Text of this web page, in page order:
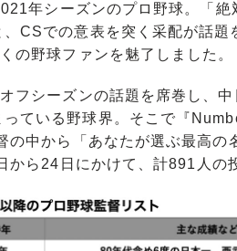
年シーズンのプロ野球。「絶
CSでの意表を突く采配が話題
の野球ファンを魅了しました。
フシーズンの話題を席巻し、
ている野球界。そこで『
中から「あなたが選ぶ最高の
ら24日にかけて、計891人の